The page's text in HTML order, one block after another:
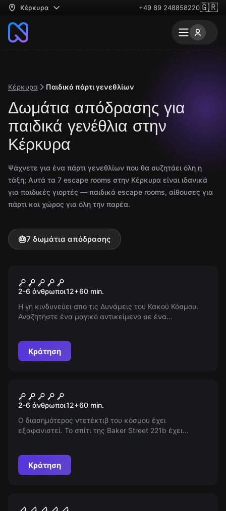
Κέρκυρα +49 89 248858220🇬🇷
Κέρκυρα Παιδικό πάρτι γενεθλίων
Δωμάτια απόδρασης για
παιδικά γενέθλια στην
Κέρκυρα
Ψάχνετε για ένα πάρτι γενεθλίων που θα συζητάει όλη η
τάξη; Αυτά τα 7 escape rooms στην Κέρκυρα είναι ιδανικά
για παιδικές γιορτές — παιδικά escape rooms, αίθουσες για
πάρτι και χώρος για όλη την παρέα.
🎂7 δωμάτια απόδρασης
Middle Earth
2-6 άνθρωποι12+60 min.
Η γη κινδυνεύει από τις Δυνάμεις του Κακού Κόσμου.
Αναζητήστε ένα μαγικό αντικείμενο σε ένα
φαντασίας;
Κράτηση
Baker Street
2-6 άνθρωποι12+60 min.
Ο διασημότερος ντετέκτιβ του κόσμου έχει
εξαφανιστεί. Το σπίτι της Baker Street 221b έχει
περιμένει ένας δύσκολος γρίφος και μια φονική
απειλή. Θα τα καταφέρετε;
Κράτηση
Νέος